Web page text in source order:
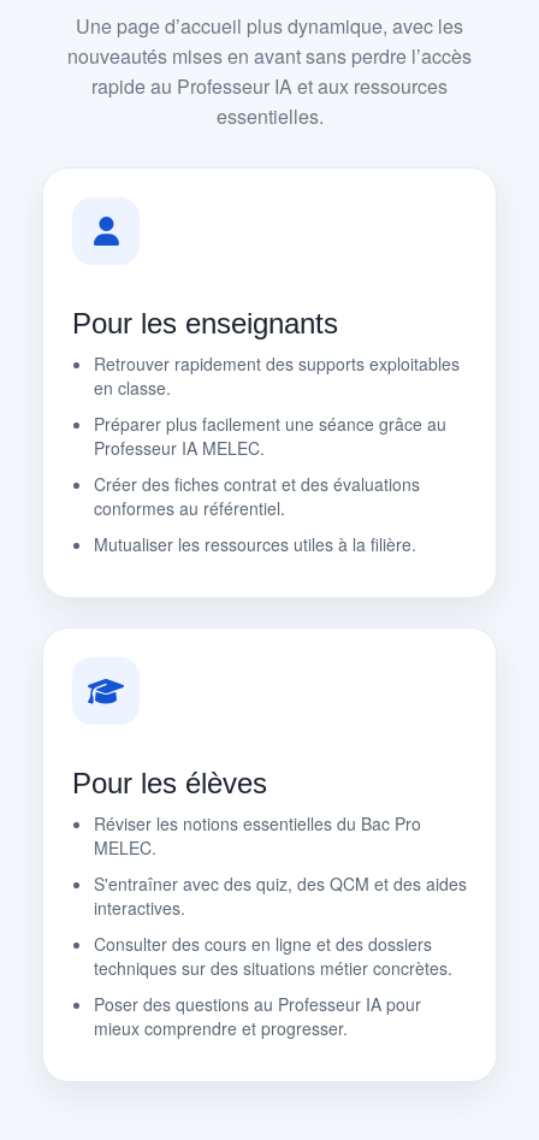
Une page d’accueil plus dynamique, avec les
nouveautés mises en avant sans perdre l’accès
rapide au Professeur IA et aux ressources
essentielles.
Pour les enseignants
Retrouver rapidement des supports exploitables
en classe.
Préparer plus facilement une séance grâce au
Professeur IA MELEC.
Créer des fiches contrat et des évaluations
conformes au référentiel.
Mutualiser les ressources utiles à la filière.
Pour les élèves
Réviser les notions essentielles du Bac Pro
MELEC.
S'entraîner avec des quiz, des QCM et des aides
interactives.
Consulter des cours en ligne et des dossiers
techniques sur des situations métier concrètes.
Poser des questions au Professeur IA pour
mieux comprendre et progresser.